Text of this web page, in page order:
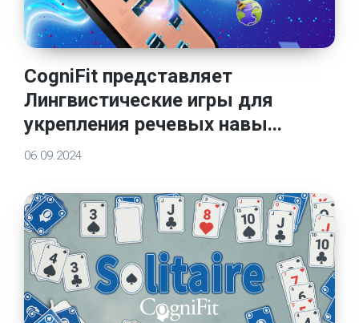
CogniFit представляет
Лингвистические игры для
укрепления речевых навы...
06.09.2024